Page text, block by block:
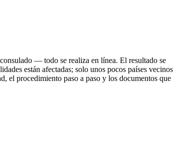
— todo se realiza en línea. El resultado se
están afectadas; solo unos pocos países vecinos
el procedimiento paso a paso y los documentos que